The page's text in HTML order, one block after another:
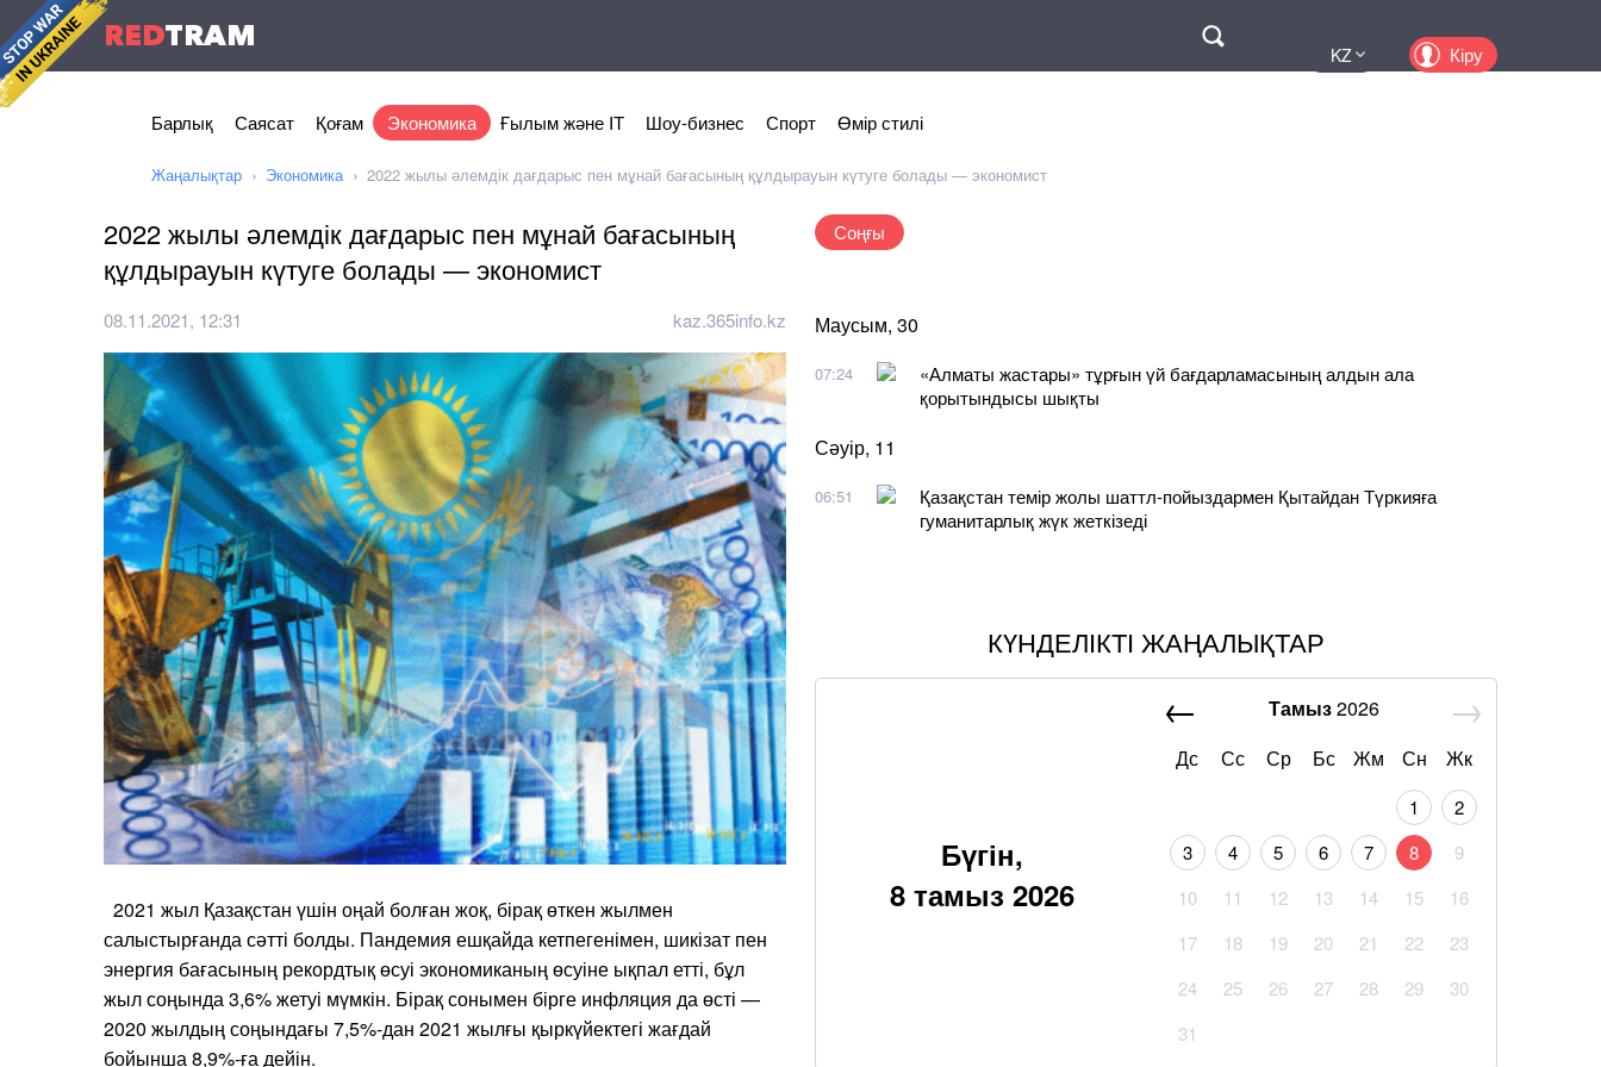
REDTRAM
KZ Кіру
Барлық Саясат Қоғам Экономика Ғылым және IT Шоу-бизнес Спорт Өмір стилі
Жаңалықтар Экономика 2022 жылы әлемдік дағдарыс пен мұнай бағасының құлдырауын күтуге болады — экономист
2022 жылы әлемдік дағдарыс пен мұнай бағасының
құлдырауын күтуге болады — экономист
08.11.2021, 12:31 kaz.365info.kz
2021 жыл Қазақстан үшін оңай болған жоқ, бірақ өткен жылмен
салыстырғанда сәтті болды. Пандемия ешқайда кетпегенімен, шикізат пен
энергия бағасының рекордтық өсуі экономиканың өсуіне ықпал етті, бұл
жыл соңында 3,6% жетуі мүмкін. Бірақ сонымен бірге инфляция да өсті —
2020 жылдың соңындағы 7,5%-дан 2021 жылғы қыркүйектегі жағдай
бойынша 8,9%-ға дейін.
Соңғы
Маусым, 30
07:24
«Алматы жастары» тұрғын үй бағдарламасының алдын ала
қорытындысы шықты
Сәуір, 11
06:51
Қазақстан темір жолы шаттл-пойыздармен Қытайдан Түркияға
гуманитарлық жүк жеткізеді
КҮНДЕЛІКТІ ЖАҢАЛЫҚТАР
Бүгін,
8 тамыз 2026
Тамыз2026
Дс
Сс Ср Бс Жм Сн Жк
1
2
3
4 5 6 7 8
9
10
11 12 13 14 15
16
17
18 19 20 21 22
23
24
25 26 27 28 29
30
31